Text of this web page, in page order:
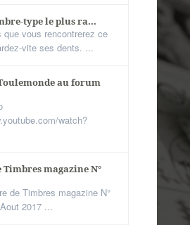
type le plus ra...
que vous rencontrerez ce
vite ses dents. ...
au forum
watch?
magazine N°
de Timbres magazine N°
2017 ...